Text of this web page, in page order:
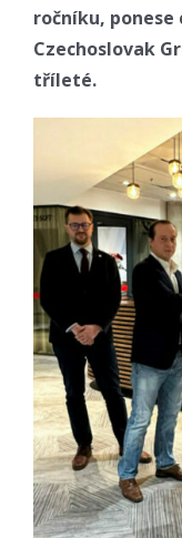
ročníku,
Czechoslovak
tříleté.